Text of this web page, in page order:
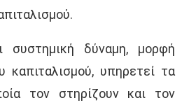
συστημική δύναμη, μορφή
καπιταλισμού, υπηρετεί τα
τον στηρίζουν και τον